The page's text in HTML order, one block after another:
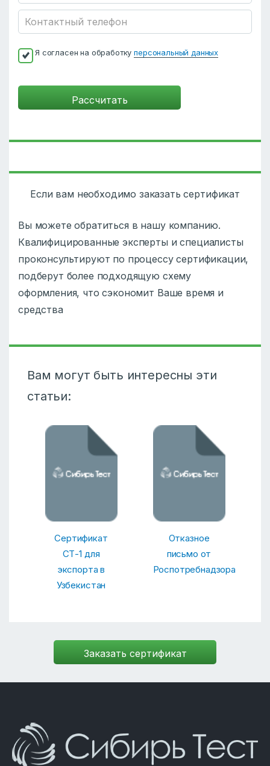
Я согласен на обработкуперсональный данных
Если вам необходимо заказать сертификат
Вы можете обратиться в нашу компанию.
Квалифицированные эксперты и специалисты
проконсультируют по процессу сертификации,
подберут более подходящую схему
оформления, что сэкономит Ваше время и
средства
Вам могут быть интересны эти
статьи:
Сертификат
СТ-1 для
экспорта в
Узбекистан
Отказное
письмо от
Роспотребнадзора